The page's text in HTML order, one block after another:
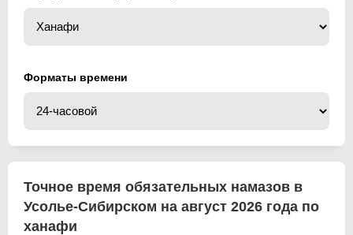
Форматы времени
Точное время обязательных намазов в
Усолье-Сибирском на август 2026 года по
ханафи